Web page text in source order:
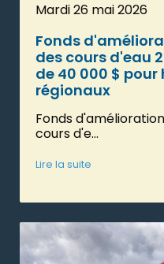
Mardi 26 mai 2026
Fonds
des cours d'eau
de 40 000 $
régionaux
Fonds
cours d'e...
Lire la suite